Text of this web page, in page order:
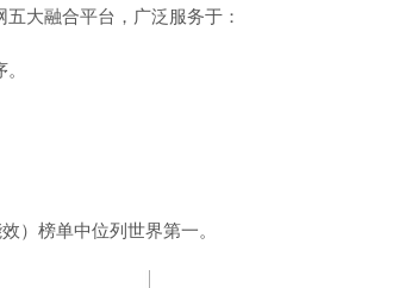
大融合平台，广泛服务于：
）榜单中位列世界第一。